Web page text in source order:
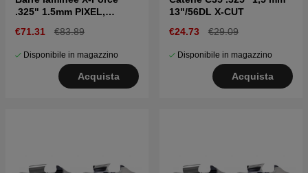
.325" 1.5mm PIXEL,
piccola 20"
€71.31 €83.89
Disponibile in magazzino
Acquista
13"/56DL X-CUT
€24.73
€29.09
Disponibile in magazzino
Acquista